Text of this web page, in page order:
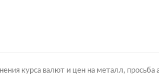
курса валют и цен на металл,